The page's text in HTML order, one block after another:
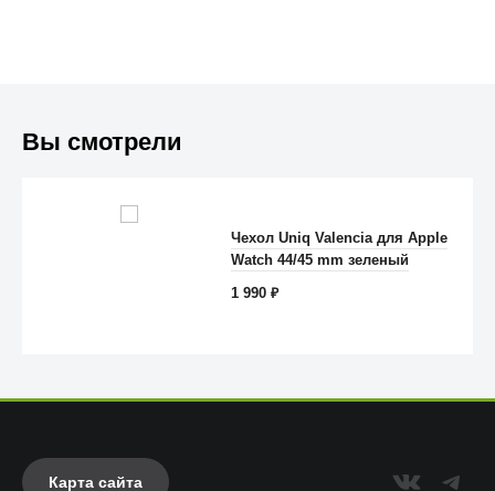
Anker
Вы смотрели
Чехол Uniq Valencia для Apple
Watch 44/45 mm зеленый
1 990₽
Карта сайта